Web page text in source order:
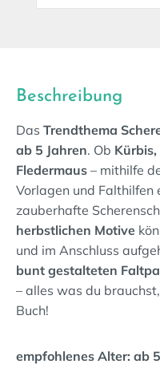
Beschreibung
Das Trendthema
ab 5 Jahren. Ob
Fledermaus – mithilfe
Vorlagen und Falthilfen
zauberhafte
herbstlichen Motive
und im Anschluss
bunt gestalteten
– alles was du
Buch!
empfohlenes Alter: ab